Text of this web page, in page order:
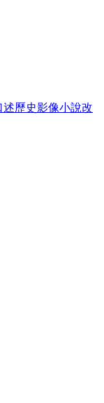
述歷史影像小說改